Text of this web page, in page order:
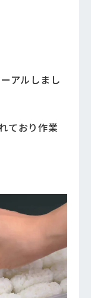
アルしまし
ており作業